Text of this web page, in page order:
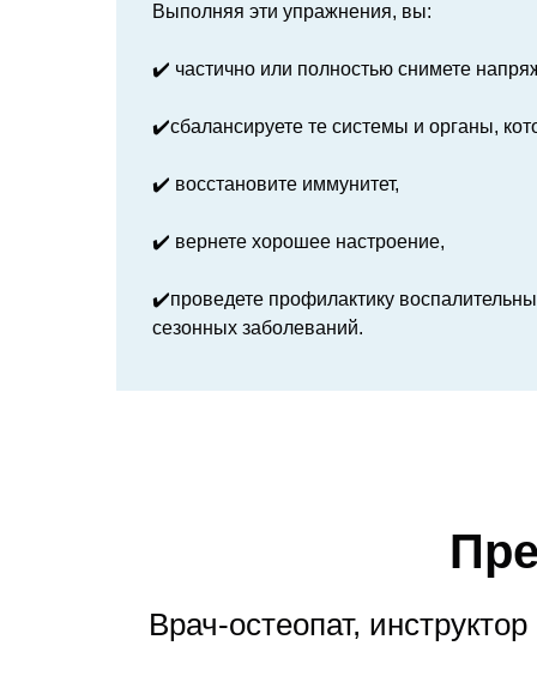
Выполняя эти упражнения, вы:
✔️ частично или полностью снимете
✔️сбалансируете те системы и органы,
✔️ восстановите иммунитет,
✔️ вернете хорошее настроение,
✔️проведете профилактику
сезонных заболеваний.
Врач-остеопат,